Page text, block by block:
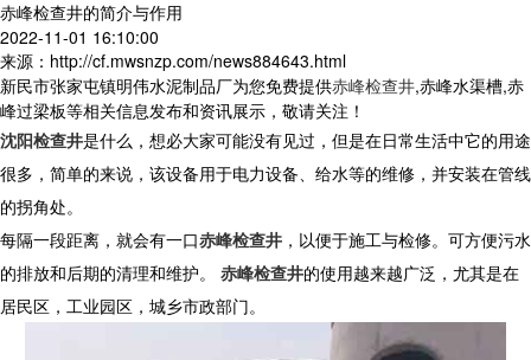
赤峰检查井的简介与作用
2022-11-01 16:10:00
来源：http://cf.mwsnzp.com/news884643.html
新民市张家屯镇明伟水泥制品厂为您免费提供赤峰检查井,赤峰水渠槽,赤
峰过梁板等相关信息发布和资讯展示，敬请关注！
沈阳检查井是什么，想必大家可能没有见过，但是在日常生活中它的用途
很多，简单的来说，该设备用于电力设备、给水等的维修，并安装在管线
的拐角处。
每隔一段距离，就会有一口赤峰检查井 ，以便于施工与检修。可方便污水
的排放和后期的清理和维护。 赤峰检查井的使用越来越广泛，尤其是在
居民区，工业园区，城乡市政部门。